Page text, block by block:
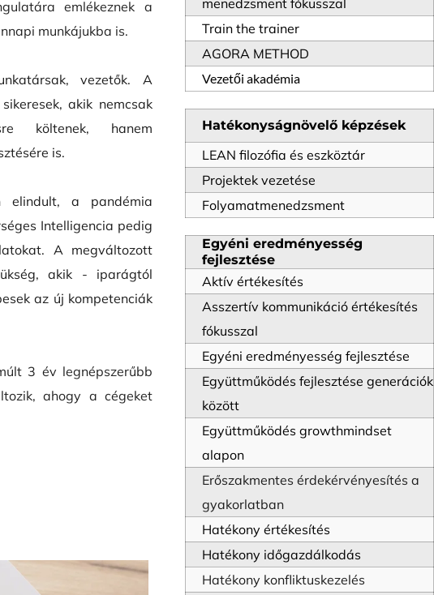
emlékeznek a
munkájukba is.
vezetők. A
akik nemcsak
költenek, hanem
is.
elindult, a pandémia
Intelligencia pedig
A megváltozott
akik - iparágtól
az új kompetenciák
3 év legnépszerűbb
ahogy a cégeket
Train the trainer
AGORA METHOD
Vezetői akadémia
Hatékonyságnövelő képzések
LEAN filozófia és eszköztár
Projektek vezetése
Folyamatmenedzsment
Egyéni eredményesség
fejlesztése
Aktív értékesítés
Asszertív kommunikáció értékesítés
fókusszal
Egyéni eredményesség fejlesztése
Együttműködés fejlesztése generációk
között
Együttműködés growthmindset
alapon
Erőszakmentes érdekérvényesítés a
gyakorlatban
Hatékony értékesítés
Hatékony időgazdálkodás
Hatékony konfliktuskezelés